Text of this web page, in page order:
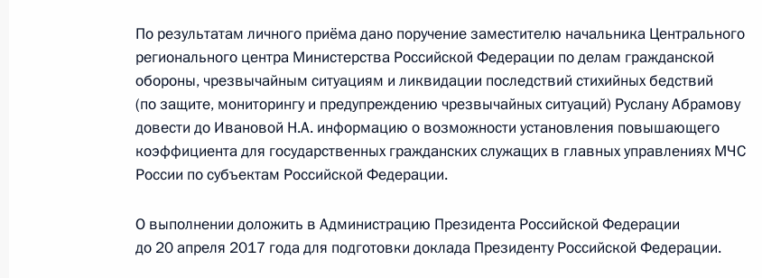
14 июня 2016 года, вторник
14 июня 2016 года по поручению Президента Российской Федерации временно
исполняющий обязанности начальника Центрального регионального центра
Министерства Российской Федерации по делам гражданской обороны,
чрезвычайным ситуациям и ликвидации последствий стихийных бедствий Игорь
в Москве личный приём граждан
14 июня 2016 года, 16:47
По результатам личного приёма дано поручение заместителю начальника Центрального
регионального центра Министерства Российской Федерации по делам гражданской
обороны, чрезвычайным ситуациям и ликвидации последствий стихийных бедствий
(по защите, мониторингу и предупреждению чрезвычайных ситуаций) Руслану Абрамову
довести до Ивановой Н.А. информацию о возможности установления повышающего
коэффициента для государственных гражданских служащих в главных управлениях МЧС
России по субъектам Российской Федерации.
О выполнении доложить в Администрацию Президента Российской Федерации
до 20 апреля 2017 года для подготовки доклада Президенту Российской Федерации.